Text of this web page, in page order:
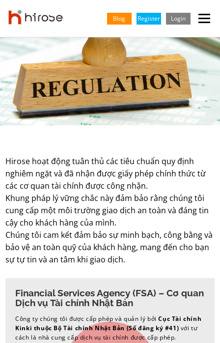
content
Blog Register Login Menu
GIAO DỊCH THỊ TRƯỜNG KIẾN THỨC & HỌC HỎI
ĐỐI TÁC TRUNG TÂM HỖ TRỢ CÔNG TY TIẾNG VIỆT
English
Hirose hoạt động tuân thủ các tiêu chuẩn quy định
nghiêm ngặt và đã nhận được giấy phép chính thức từ
các cơ quan tài chính được công nhận.
Khung pháp lý vững chắc này đảm bảo rằng chúng tôi
cung cấp một môi trường giao dịch an toàn và đáng tin
cậy cho khách hàng của mình.
Chúng tôi cam kết đảm bảo sự minh bạch, công bằng và
bảo vệ an toàn quỹ của khách hàng, mang đến cho bạn
sự tự tin và an tâm khi giao dịch.
Financial Services Agency (FSA) – Cơ quan
Dịch vụ Tài chính Nhật Bản
Công ty chúng tôi được cấp phép và quản lý bởiCục Tài chính
Kinki thuộc Bộ Tài chính Nhật Bản (Số đăng ký #41) với tư
cách là nhà cung cấp dịch vụ tài chính được cấp phép.